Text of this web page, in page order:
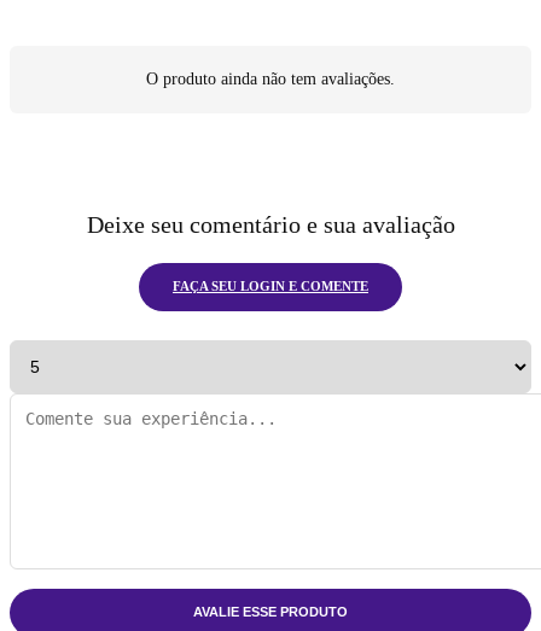
O produto ainda não tem avaliações.
Deixe seu comentário e sua avaliação
FAÇA SEU LOGIN E COMENTE
AVALIE ESSE PRODUTO